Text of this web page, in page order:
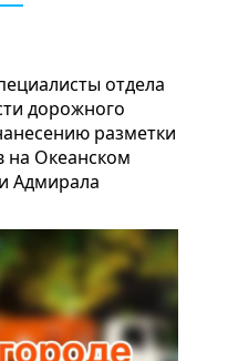
отдела
дорожного
разметки
на Океанском
Адмирала